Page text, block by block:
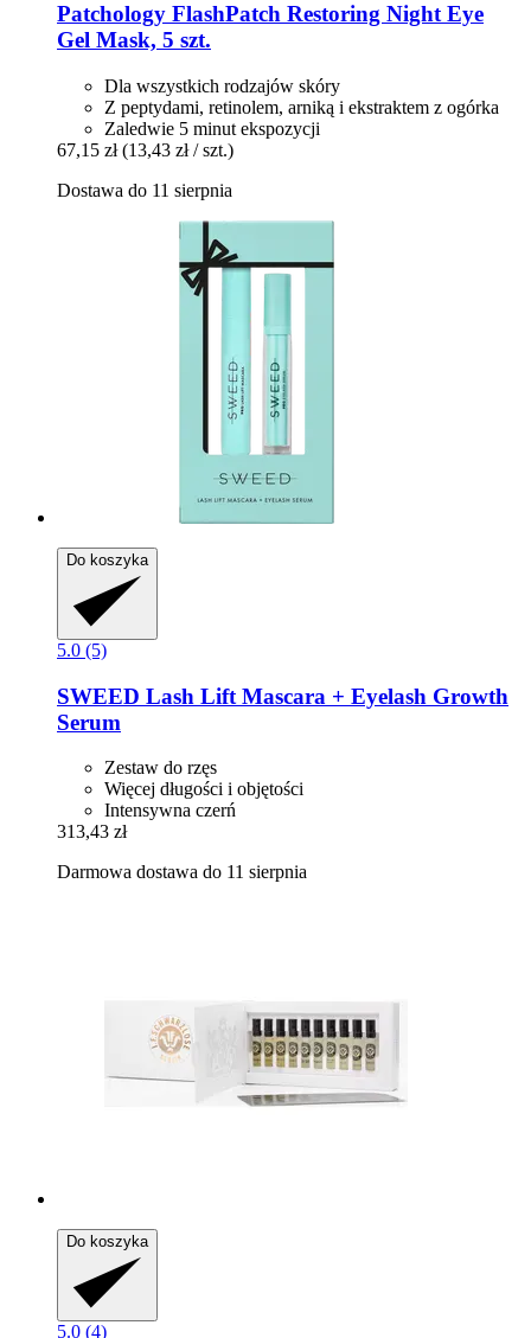
Patchology FlashPatch Restoring Night Eye
Gel Mask, 5 szt.
Dla wszystkich rodzajów skóry
Z peptydami, retinolem, arniką i ekstraktem z ogórka
Zaledwie 5 minut ekspozycji
67,15 zł (13,43 zł / szt.)
Dostawa do 11 sierpnia
Do koszyka
5.0 (5)
SWEED Lash Lift Mascara + Eyelash Growth
Serum
Zestaw do rzęs
Więcej długości i objętości
Intensywna czerń
313,43 zł
Darmowa dostawa do 11 sierpnia
Do koszyka
5.0 (4)